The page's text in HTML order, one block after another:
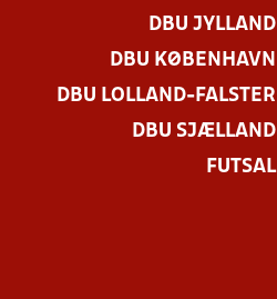
DBU JYLLAND
DBU KØBENHAVN
DBU LOLLAND-FALSTER
DBU SJÆLLAND
FUTSAL